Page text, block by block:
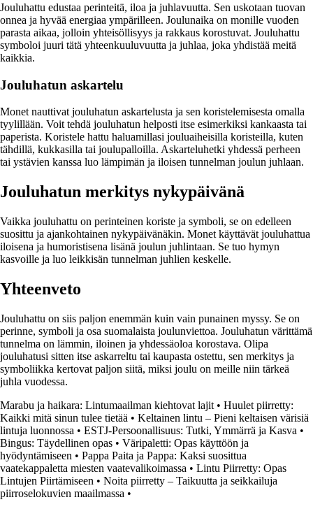
Jouluhattu edustaa perinteitä, iloa ja juhlavuutta. Sen uskotaan tuovan
onnea ja hyvää energiaa ympärilleen. Joulunaika on monille vuoden
parasta aikaa, jolloin yhteisöllisyys ja rakkaus korostuvat. Jouluhattu
symboloi juuri tätä yhteenkuuluvuutta ja juhlaa, joka yhdistää meitä
kaikkia.
Jouluhatun askartelu
Monet nauttivat jouluhatun askartelusta ja sen koristelemisesta omalla
tyylillään. Voit tehdä jouluhatun helposti itse esimerkiksi kankaasta tai
paperista. Koristele hattu haluamillasi jouluaiheisilla koristeilla, kuten
tähdillä, kukkasilla tai joulupalloilla. Askarteluhetki yhdessä perheen
tai ystävien kanssa luo lämpimän ja iloisen tunnelman joulun juhlaan.
Jouluhatun merkitys nykypäivänä
Vaikka jouluhattu on perinteinen koriste ja symboli, se on edelleen
suosittu ja ajankohtainen nykypäivänäkin. Monet käyttävät jouluhattua
iloisena ja humoristisena lisänä joulun juhlintaan. Se tuo hymyn
kasvoille ja luo leikkisän tunnelman juhlien keskelle.
Yhteenveto
Jouluhattu on siis paljon enemmän kuin vain punainen myssy. Se on
perinne, symboli ja osa suomalaista joulunviettoa. Jouluhatun värittämä
tunnelma on lämmin, iloinen ja yhdessäoloa korostava. Olipa
jouluhatusi sitten itse askarreltu tai kaupasta ostettu, sen merkitys ja
symboliikka kertovat paljon siitä, miksi joulu on meille niin tärkeä
juhla vuodessa.
Marabu ja haikara: Lintumaailman kiehtovat lajit • Huulet piirretty:
Kaikki mitä sinun tulee tietää • Keltainen lintu – Pieni keltaisen värisiä
lintuja luonnossa • ESTJ-Persoonallisuus: Tutki, Ymmärrä ja Kasva •
Bingus: Täydellinen opas • Väripaletti: Opas käyttöön ja
hyödyntämiseen • Pappa Paita ja Pappa: Kaksi suosittua
vaatekappaletta miesten vaatevalikoimassa • Lintu Piirretty: Opas
Lintujen Piirtämiseen • Noita piirretty – Taikuutta ja seikkailuja
piirroselokuvien maailmassa •